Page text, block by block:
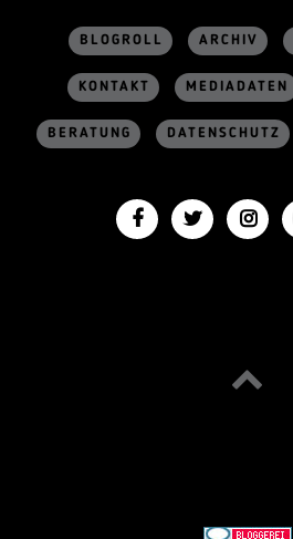
BLOGROLL ARCHIV
KONTAKT MEDIADATEN
BERATUNG DATENSCHUTZ